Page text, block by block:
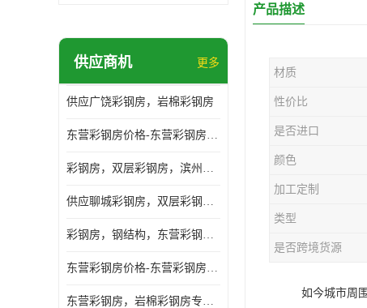
供应商机 更多
供应广饶彩钢房，岩棉彩钢房
东营彩钢房价格-东营彩钢房厂家-东营防火彩钢房
彩钢房，双层彩钢房，滨州彩钢房，雅致房，轻钢结构
供应聊城彩钢房，双层彩钢房，岩棉彩钢房，彩钢快装房
彩钢房，钢结构，东营彩钢房，双层彩钢房，施工围挡
东营彩钢房价格-东营彩钢房批发
东营彩钢房，岩棉彩钢房专业制作安装
产品描述
材质
性价比
是否进口
颜色
加工定制
类型
是否跨境货源
如今城市周